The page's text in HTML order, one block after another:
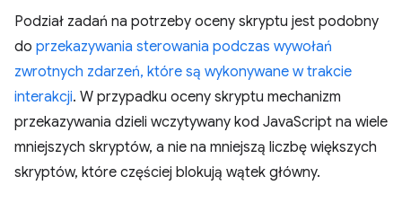
Podział zadań na potrzeby oceny skryptu jest podobny
do przekazywania sterowania podczas wywołań
zwrotnych zdarzeń, które są wykonywane w trakcie
interakcji. W przypadku oceny skryptu mechanizm
przekazywania dzieli wczytywany kod JavaScript na wiele
mniejszych skryptów, a nie na mniejszą liczbę większych
skryptów, które częściej blokują wątek główny.